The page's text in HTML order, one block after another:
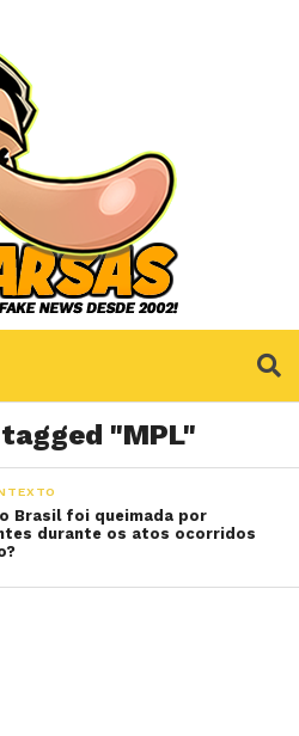
"MPL"
Brasil foi queimada por
durante os atos ocorridos